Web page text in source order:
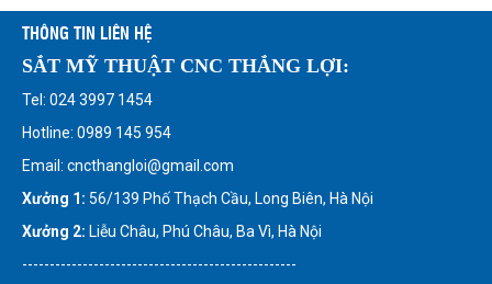
THÔNG TIN LIÊN HỆ
SẮT MỸ THUẬT CNC THẮNG LỢI:
Tel: 024 3997 1454
Hotline: 0989 145 954
Email: cncthangloi@gmail.com
Xưởng 1: 56/139 Phố Thạch Cầu, Long Biên, Hà Nội
Xưởng 2: Liễu Châu, Phú Châu, Ba Vì, Hà Nội
--------------------------------------------------